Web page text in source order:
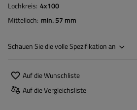
Lochkreis 4x100
Mittelloch min. 57 mm
Schauen Sie die volle Spezifikation an
Auf die Wunschliste
Auf die Vergleichsliste